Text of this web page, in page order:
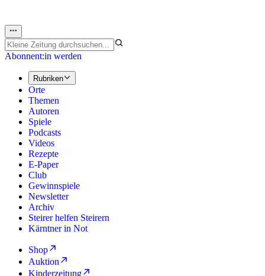
Abonnent:in werden
Rubriken
Orte
Themen
Autoren
Spiele
Podcasts
Videos
Rezepte
E-Paper
Club
Gewinnspiele
Newsletter
Archiv
Steirer helfen Steirern
Kärntner in Not
Shop
Auktion
Kinderzeitung